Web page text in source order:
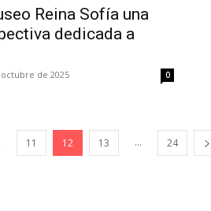
Reina Sofía una
dedicada a
de 2025 0
11 12 13 ... 24